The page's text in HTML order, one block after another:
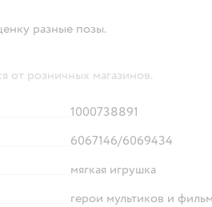
разные позы.
от розничных магазинов.
1000738891
6067146/6069434
мягкая игрушка
герои мультиков и